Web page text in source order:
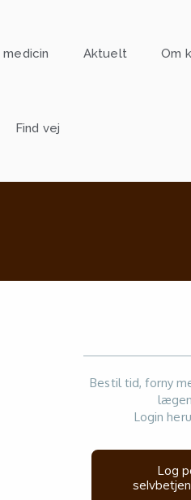
Aktuelt Om
Find vej
Bestil tid, forny
Login
Log